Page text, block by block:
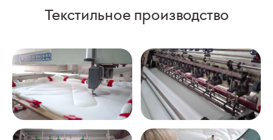
Текстильное производство